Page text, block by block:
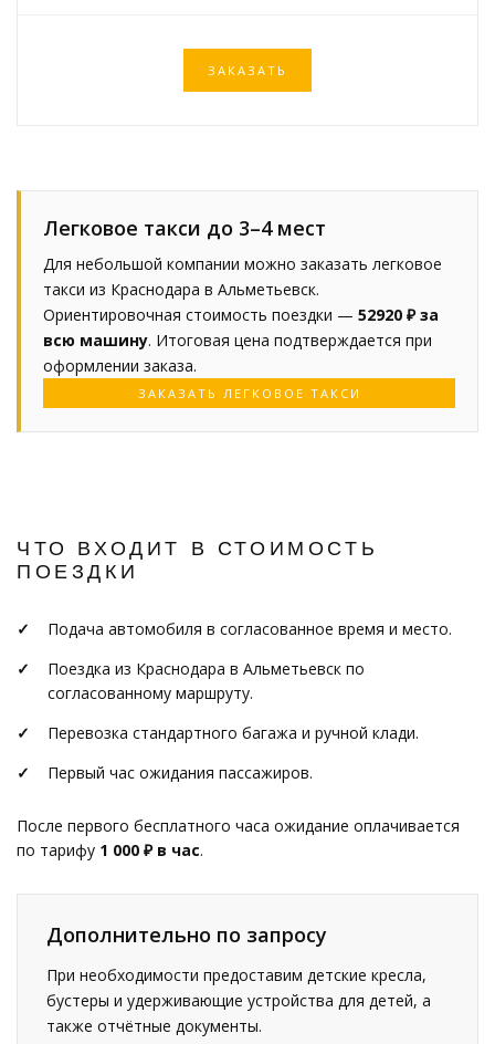
ЗАКАЗАТЬ
Легковое такси до 3–4 мест
Для небольшой компании можно заказать легковое
такси из Краснодара в Альметьевск.
Ориентировочная стоимость поездки — 52920 ₽ за
всю машину. Итоговая цена подтверждается при
оформлении заказа.
ЗАКАЗАТЬ ЛЕГКОВОЕ ТАКСИ
ЧТО ВХОДИТ В СТОИМОСТЬ
ПОЕЗДКИ
Подача автомобиля в согласованное время и место.
Поездка из Краснодара в Альметьевск по
согласованному маршруту.
Перевозка стандартного багажа и ручной клади.
Первый час ожидания пассажиров.
После первого бесплатного часа ожидание оплачивается
по тарифу 1 000 ₽ в час.
Дополнительно по запросу
При необходимости предоставим детские кресла,
бустеры и удерживающие устройства для детей, а
также отчётные документы.